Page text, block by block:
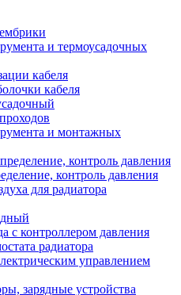
и термоусадочных
кабеля
кабеля
и монтажных
контроль давления
для радиатора
с контроллером давления
радиатора
управлением